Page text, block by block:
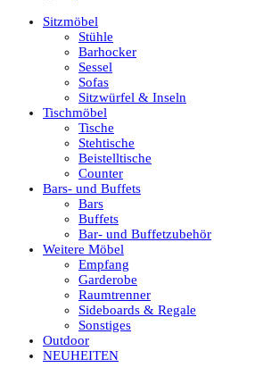
Sitzmöbel
Stühle
Barhocker
Sessel
Sofas
Sitzwürfel & Inseln
Tischmöbel
Tische
Stehtische
Beistelltische
Counter
Bars- und Buffets
Bars
Buffets
Bar- und Buffetzubehör
Weitere Möbel
Empfang
Garderobe
Raumtrenner
Sideboards & Regale
Sonstiges
Outdoor
NEUHEITEN